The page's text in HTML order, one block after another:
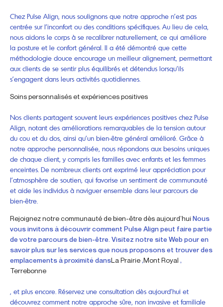
Chez Pulse Align, nous soulignons que notre approche n’est pas
centrée sur l’inconfort ou des conditions spécifiques. Au lieu de cela,
nous aidons le corps à se recalibrer naturellement, ce qui améliore
la posture et le confort général. Il a été démontré que cette
méthodologie douce encourage un meilleur alignement, permettant
aux clients de se sentir plus équilibrés et détendus lorsqu’ils
s’engagent dans leurs activités quotidiennes.
Soins personnalisés et expériences positives
Nos clients partagent souvent leurs expériences positives chez Pulse
Align, notant des améliorations remarquables de la tension autour
du cou et du dos, ainsi qu’un bien-être général amélioré. Grâce à
notre approche personnalisée, nous répondons aux besoins uniques
de chaque client, y compris les familles avec enfants et les femmes
enceintes. De nombreux clients ont exprimé leur appréciation pour
l’atmosphère de soutien, qui favorise un sentiment de communauté
et aide les individus à naviguer ensemble dans leur parcours de
bien-être.
Rejoignez notre communauté de bien-être dès aujourd’hui Nous
vous invitons à découvrir comment Pulse Align peut faire partie
de votre parcours de bien-être. Visitez notre site Web pour en
savoir plus sur les services que nous proposons et trouver des
emplacements à proximité dansLa Prairie,Mont Royal ,
Terrebonne
, et plus encore. Réservez une consultation dès aujourd’hui et
découvrez comment notre approche sûre, non invasive et familiale